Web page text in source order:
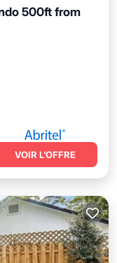
500ft from
VOIR L’OFFRE